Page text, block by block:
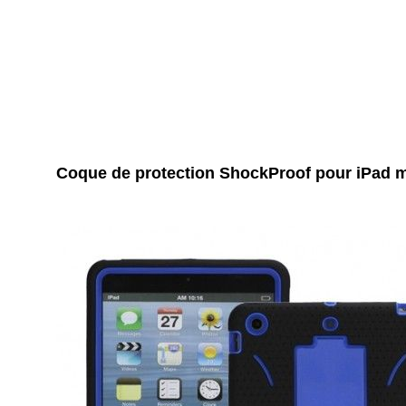
Coque de protection ShockProof pour iPad